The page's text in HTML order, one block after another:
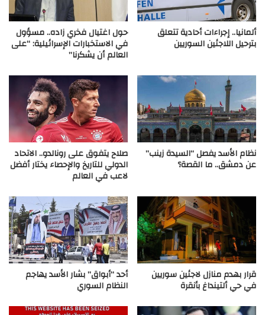
ألمانيا.. إجراءات أحادية تتعلق
بترحيل اللاجئين السوريين
حول اغتيال فخري زاده.. مسؤول
في الاستخبارات الإسرائيلية: “على
العالم أن يشكرنا”
نظام الأسد يفصل “السيدة زينب”
عن دمشق.. ما القصة؟
صلاح يتفوق على رونالدو.. الاتحاد
الدولي للتاريخ والإحصاء يختار أفضل
لاعب في العالم
قرار بهدم منازل لاجئين سوريين
في حي ألتينداغ بأنقرة
أحد “أبواق” بشار الأسد يهاجم
النظام السوري